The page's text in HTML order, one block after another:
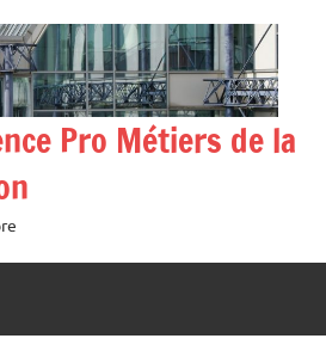
Pro Métiers de la